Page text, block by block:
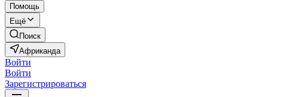
Помощь
Ещё
Поиск
Африканда
Войти
Войти
Зарегистрироваться